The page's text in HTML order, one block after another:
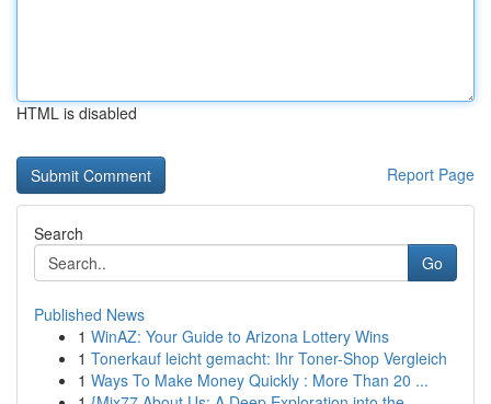
HTML is disabled
Report Page
Search
Go
Published News
1 WinAZ: Your Guide to Arizona Lottery Wins
1 Tonerkauf leicht gemacht: Ihr Toner-Shop Vergleich
1 Ways To Make Money Quickly : More Than 20 ...